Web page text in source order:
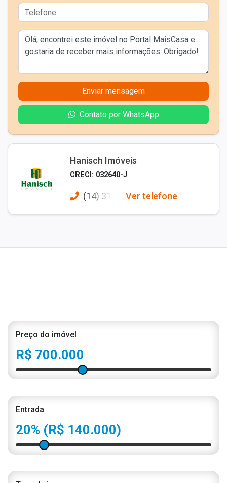
Enviar mensagem
Contato por WhatsApp
Hanisch Imóveis
CRECI: 032640-J
(14) 310 Ver telefone
Preço do imóvel
R$ 700.000
Entrada
20% (R$ 140.000)